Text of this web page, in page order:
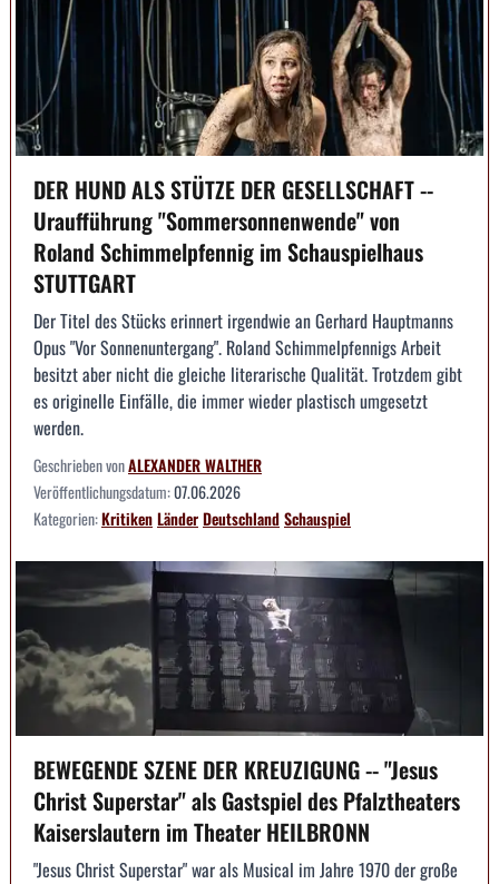
DER HUND ALS STÜTZE DER GESELLSCHAFT --
Uraufführung "Sommersonnenwende" von
Roland Schimmelpfennig im Schauspielhaus
STUTTGART
Der Titel des Stücks erinnert irgendwie an Gerhard Hauptmanns
Opus "Vor Sonnenuntergang". Roland Schimmelpfennigs Arbeit
besitzt aber nicht die gleiche literarische Qualität. Trotzdem gibt
es originelle Einfälle, die immer wieder plastisch umgesetzt
werden.
Geschrieben vonALEXANDER WALTHER
Veröffentlichungsdatum:07.06.2026
Kategorien:KritikenLänderDeutschlandSchauspiel
BEWEGENDE SZENE DER KREUZIGUNG -- "Jesus
Christ Superstar" als Gastspiel des Pfalztheaters
Kaiserslautern im Theater HEILBRONN
"Jesus Christ Superstar" war als Musical im Jahre 1970 der große